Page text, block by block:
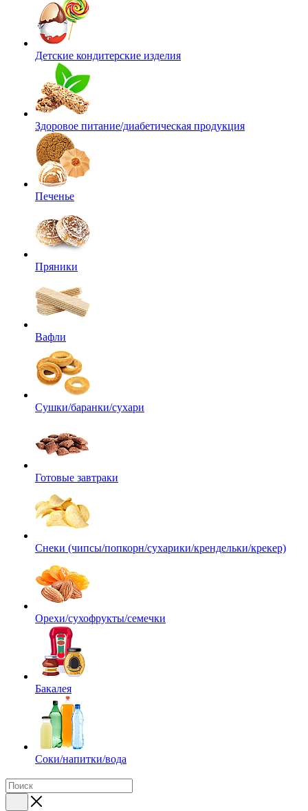
Детские кондитерские изделия
Здоровое питание/диабетическая продукция
Печенье
Пряники
Вафли
Сушки/баранки/сухари
Готовые завтраки
Снеки (чипсы/попкорн/сухарики/крендельки/крекер)
Орехи/сухофрукты/семечки
Бакалея
Соки/напитки/вода